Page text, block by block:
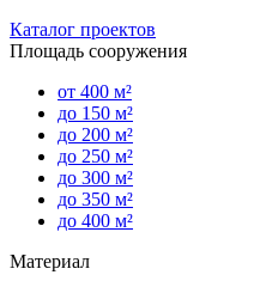
Каталог проектов
Площадь сооружения
от 400 м²
до 150 м²
до 200 м²
до 250 м²
до 300 м²
до 350 м²
до 400 м²
Материал